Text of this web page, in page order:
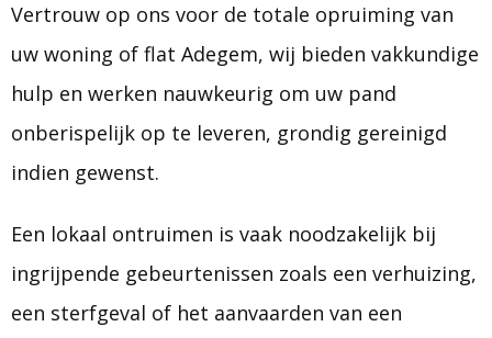
Vertrouw op ons voor de totale opruiming van
uw woning of flat Adegem, wij bieden vakkundige
hulp en werken nauwkeurig om uw pand
onberispelijk op te leveren, grondig gereinigd
indien gewenst.
Een lokaal ontruimen is vaak noodzakelijk bij
ingrijpende gebeurtenissen zoals een verhuizing,
een sterfgeval of het aanvaarden van een